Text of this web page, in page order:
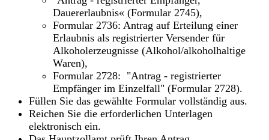
Dauererlaubnis« (Formular 2745),
Formular 2736: Antrag auf Erteilung einer
Erlaubnis als registrierter Versender für
Alkoholerzeugnisse (Alkohol/alkoholhaltige
Waren),
Formular 2728: "Antrag - registrierter
Empfänger im Einzelfall" (Formular 2728).
Füllen Sie das gewählte Formular vollständig aus.
Reichen Sie die erforderlichen Unterlagen
elektronisch ein.